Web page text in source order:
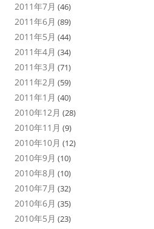
2011年7月 (46)
2011年6月 (89)
2011年5月 (44)
2011年4月 (34)
2011年3月 (71)
2011年2月 (59)
2011年1月 (40)
2010年12月 (28)
2010年11月 (9)
2010年10月 (12)
2010年9月 (10)
2010年8月 (10)
2010年7月 (32)
2010年6月 (35)
2010年5月 (23)